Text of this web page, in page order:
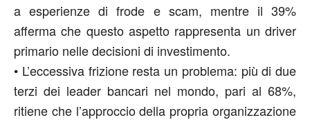
a esperienze di frode e scam, mentre il 39%
afferma che questo aspetto rappresenta un driver
primario nelle decisioni di investimento.
• L’eccessiva frizione resta un problema: più di due
terzi dei leader bancari nel mondo, pari al 68%,
ritiene che l’approccio della propria organizzazione